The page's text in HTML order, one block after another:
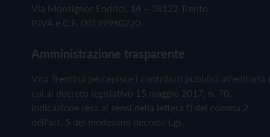
Via Monsignor Endrici, 14 – 38122 Trento
P.IVA e C.F. 00199960220
Amministrazione trasparente
Vita Trentina percepisce i contributi pubblici all'editoria
cui al decreto legislativo 15 maggio 2017, n. 70.
Indicazione resa ai sensi della lettera f) del comma 2
dell'art. 5 del medesimo decreto Lgs.